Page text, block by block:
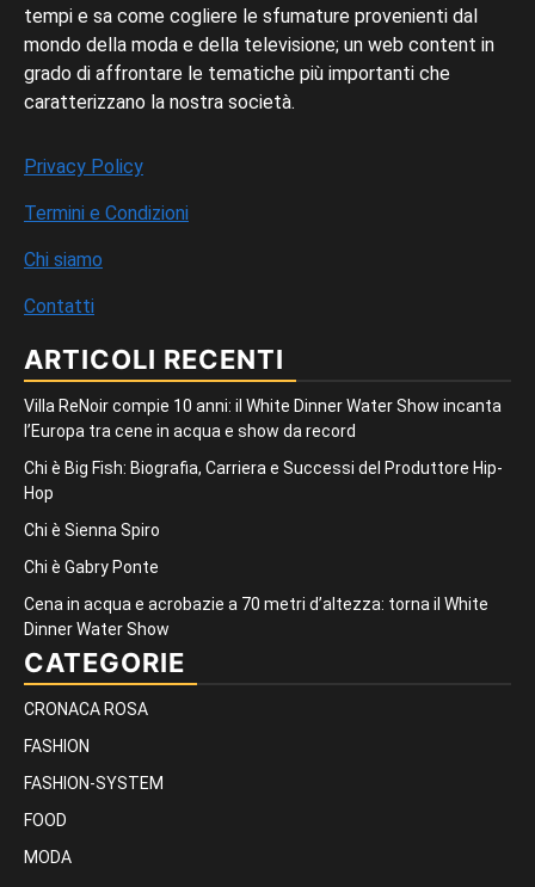
tempi e sa come cogliere le sfumature provenienti dal
mondo della moda e della televisione; un web content in
grado di affrontare le tematiche più importanti che
caratterizzano la nostra società.
Privacy Policy
Termini e Condizioni
Chi siamo
Contatti
ARTICOLI RECENTI
Villa ReNoir compie 10 anni: il White Dinner Water Show incanta
l’Europa tra cene in acqua e show da record
Chi è Big Fish: Biografia, Carriera e Successi del Produttore Hip-
Hop
Chi è Sienna Spiro
Chi è Gabry Ponte
Cena in acqua e acrobazie a 70 metri d’altezza: torna il White
Dinner Water Show
CATEGORIE
CRONACA ROSA
FASHION
FASHION-SYSTEM
FOOD
MODA